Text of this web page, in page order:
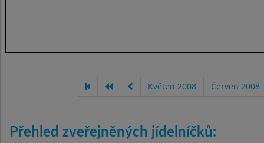
Květen 2008 Červen 2008
Přehled zveřejněných jídelníčků: